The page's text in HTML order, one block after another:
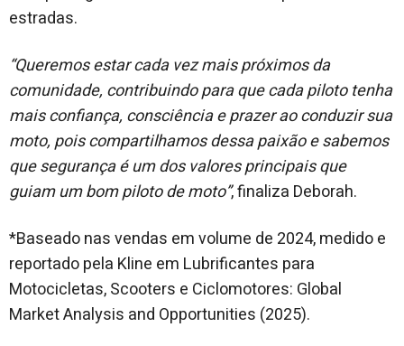
estradas.
“Queremos estar cada vez mais próximos da
comunidade, contribuindo para que cada piloto tenha
mais confiança, consciência e prazer ao conduzir sua
moto, pois compartilhamos dessa paixão e sabemos
que segurança é um dos valores principais que
guiam um bom piloto de moto”, finaliza Deborah.
*Baseado nas vendas em volume de 2024, medido e
reportado pela Kline em Lubrificantes para
Motocicletas, Scooters e Ciclomotores: Global
Market Analysis and Opportunities (2025).